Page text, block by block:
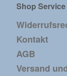
Shop Service
Kontakt
AGB
Versand